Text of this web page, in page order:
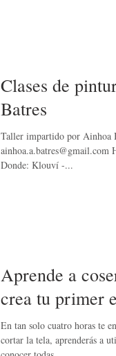
Clases de
Batres
Taller impartido por Ainhoa Batres Info e
ainhoa.a.batres@gmail.com
Donde: Klouví -...
Aprende a
crea tu primer
En tan solo cuatro horas te
cortar la tela, aprenderás a